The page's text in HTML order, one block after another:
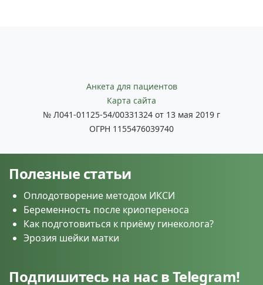
Анкета для пациентов
Карта сайта
№ Л041-01125-54/00331324 от 13 мая 2019 г
ОГРН 1155476039740
Полезные статьи
Оплодотворение методом ИКСИ
Беременность после криопереноса
Как подготовиться к приёму гинеколога?
Эрозия шейки матки
Подпишитесь на нас в Telegram!